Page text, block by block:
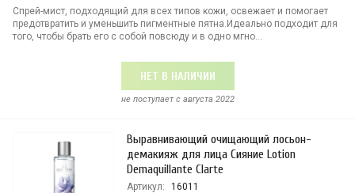
Спрей-мист, подходящий для всех типов кожи, освежает и помогает
предотвратить и уменьшить пигментные пятна.Идеально подходит для
того, чтобы брать его с собой повсюду и в одно мгно...
НЕТ В НАЛИЧИИ
не поступает c августа 2022
Выравнивающий очищающий лосьон-
демакияж для лица Сияние Lotion
Demaquillante Clarte
Артикул:
16011